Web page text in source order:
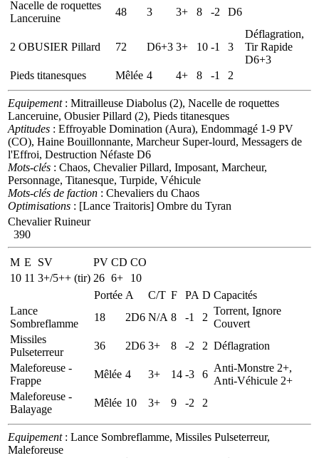
Nacelle de roquettes
Lanceruine
48 3 3+ 8 -2 D6
2 OBUSIER Pillard 72 D6+3 3+ 10 -1 3
Déflagration,
Tir Rapide
D6+3
Pieds titanesques
Mêlée 4 4+ 8 -1 2
Equipement: Mitrailleuse Diabolus (2), Nacelle de roquettes
Lanceruine, Obusier Pillard (2), Pieds titanesques
Aptitudes : Effroyable Domination (Aura), Endommagé 1-9 PV
(CO), Haine Bouillonnante, Marcheur Super-lourd, Messagers de
l'Effroi, Destruction Néfaste D6
Mots-clés : Chaos, Chevalier Pillard, Imposant, Marcheur,
Personnage, Titanesque, Turpide, Véhicule
Mots-clés de faction : Chevaliers du Chaos
Optimisations : [Lance Traitoris] Ombre du Tyran
Chevalier Ruineur
390
M E SV PV CD CO
10 11 3+/5++ (tir) 26 6+
10
Portée A C/T F PA D Capacités
Lance
Sombreflamme
18 2D6 N/A 8 -1 2
Torrent, Ignore
Couvert
Missiles
Pulseterreur
36 2D6 3+ 8 -2 2 Déflagration
Maleforeuse -
Frappe
Mêlée 4 3+ 14 -3 6
Anti-Monstre 2+,
Anti-Véhicule 2+
Maleforeuse -
Balayage
Mêlée 10 3+ 9 -2 2
Equipement: Lance Sombreflamme, Missiles Pulseterreur,
Maleforeuse